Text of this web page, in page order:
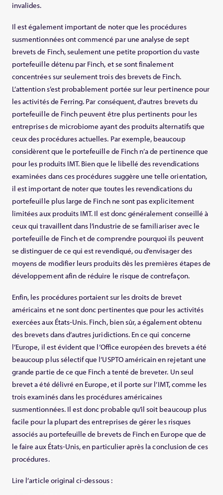
invalides.
Il est également important de noter que les procédures
susmentionnées ont commencé par une analyse de sept
brevets de Finch, seulement une petite proportion du vaste
portefeuille détenu par Finch, et se sont finalement
concentrées sur seulement trois des brevets de Finch.
L’attention s’est probablement portée sur leur pertinence pour
les activités de Ferring. Par conséquent, d’autres brevets du
portefeuille de Finch peuvent être plus pertinents pour les
entreprises de microbiome ayant des produits alternatifs que
ceux des procédures actuelles. Par exemple, beaucoup
considèrent que le portefeuille de Finch n’a de pertinence que
pour les produits IMT. Bien que le libellé des revendications
examinées dans ces procédures suggère une telle orientation,
il est important de noter que toutes les revendications du
portefeuille plus large de Finch ne sont pas explicitement
limitées aux produits IMT. Il est donc généralement conseillé à
ceux qui travaillent dans l’industrie de se familiariser avec le
portefeuille de Finch et de comprendre pourquoi ils peuvent
se distinguer de ce qui est revendiqué, ou d’envisager des
moyens de modifier leurs produits dès les premières étapes de
développement afin de réduire le risque de contrefaçon.
Enfin, les procédures portaient sur les droits de brevet
américains et ne sont donc pertinentes que pour les activités
exercées aux États-Unis. Finch, bien sûr, a également obtenu
des brevets dans d’autres juridictions. En ce qui concerne
l’Europe, il est évident que l’Office européen des brevets a été
beaucoup plus sélectif que l’USPTO américain en rejetant une
grande partie de ce que Finch a tenté de breveter. Un seul
brevet a été délivré en Europe, et il porte sur l’IMT, comme les
trois examinés dans les procédures américaines
susmentionnées. Il est donc probable qu’il soit beaucoup plus
facile pour la plupart des entreprises de gérer les risques
associés au portefeuille de brevets de Finch en Europe que de
le faire aux États-Unis, en particulier après la conclusion de ces
procédures.
Lire l’article original ci-dessous :